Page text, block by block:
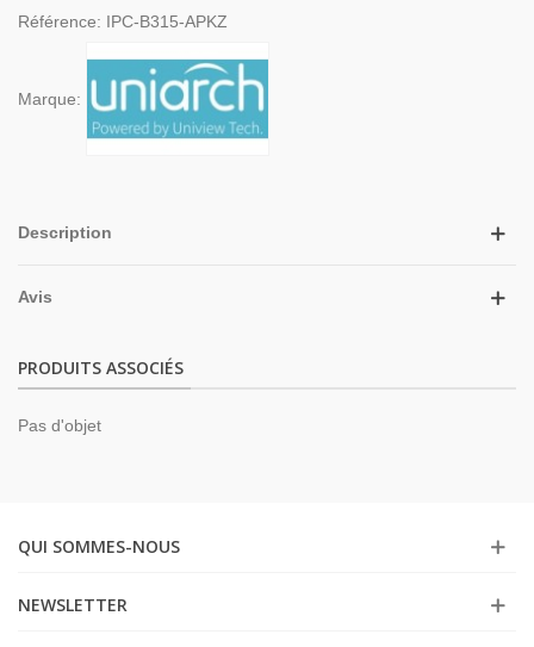
Référence: IPC-B315-APKZ
Marque:
Description
Avis
PRODUITS ASSOCIÉS
Pas d'objet
QUI SOMMES-NOUS
NEWSLETTER